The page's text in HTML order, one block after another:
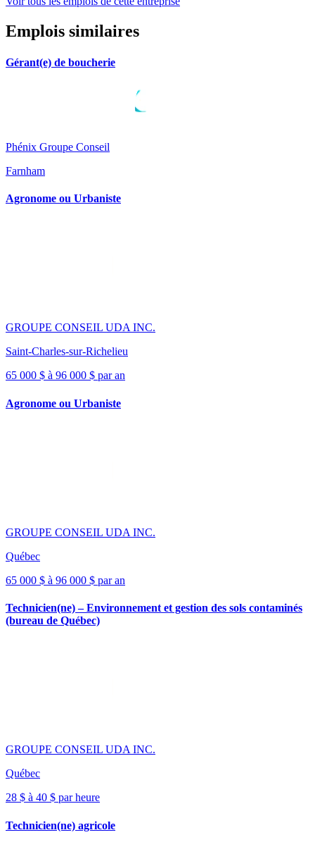
Emplois similaires
Gérant(e) de boucherie
Phénix Groupe Conseil
Farnham
Agronome ou Urbaniste
GROUPE CONSEIL UDA INC.
Saint-Charles-sur-Richelieu
65 000 $ à 96 000 $ par an
Agronome ou Urbaniste
GROUPE CONSEIL UDA INC.
Québec
65 000 $ à 96 000 $ par an
Technicien(ne) – Environnement et gestion des sols contaminés
(bureau de Québec)
GROUPE CONSEIL UDA INC.
Québec
28 $ à 40 $ par heure
Technicien(ne) agricole